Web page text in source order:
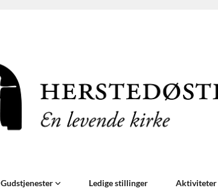
Gudstjenester Ledige stillinger Aktiviteter